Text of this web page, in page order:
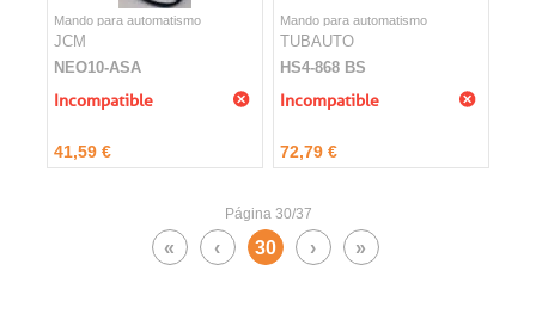
Mando para automatismo
JCM
NEO10-ASA
Incompatible
41,59 €
Mando para automatismo
TUBAUTO
HS4-868 BS
Incompatible
72,79 €
Página 30/37
« ‹ 30 › »